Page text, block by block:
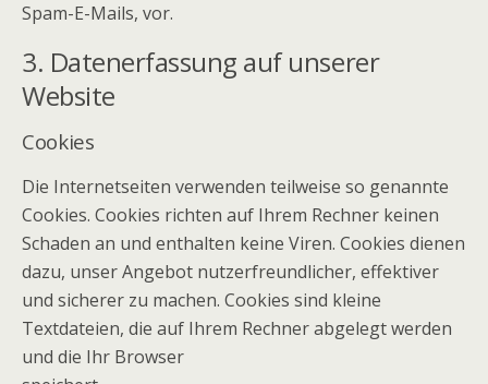
Spam-E-Mails, vor.
3. Datenerfassung auf unserer
Website
Cookies
Die Internetseiten verwenden teilweise so genannte
Cookies. Cookies richten auf Ihrem Rechner keinen
Schaden an und enthalten keine Viren. Cookies dienen
dazu, unser Angebot nutzerfreundlicher, effektiver
und sicherer zu machen. Cookies sind kleine
Textdateien, die auf Ihrem Rechner abgelegt werden
und die Ihr Browser